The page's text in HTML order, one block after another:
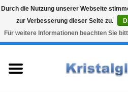
Snelle levering
Durch die Nutzung unserer Webseite
zur Verbesserung dieser Seite zu.
Für weitere Informationen beachten Sie